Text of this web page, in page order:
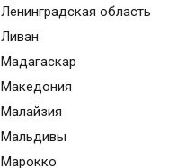
Ленинградская область
Ливан
Мадагаскар
Македония
Малайзия
Мальдивы
Марокко